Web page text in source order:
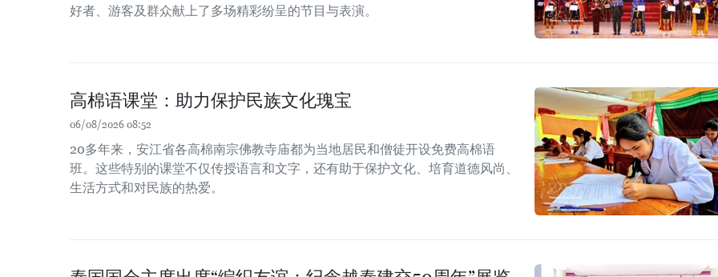
好者、游客及群众献上了多场精彩纷呈的节目与表演。
高棉语课堂：助力保护民族文化瑰宝
06/08/2026 08:52
20多年来，安江省各高棉南宗佛教寺庙都为当地居民和僧徒开设免费高棉语
班。这些特别的课堂不仅传授语言和文字，还有助于保护文化、培育道德风尚、
生活方式和对民族的热爱。